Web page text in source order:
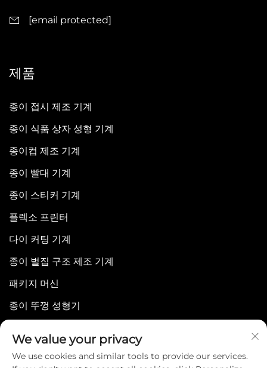
[email protected]
제품
종이 접시 제조 기계
종이 식품 상자 성형 기계
종이컵 제조 기계
종이 빨대 기계
종이 스티커 기계
플렉소 프린터
다이 커팅 기계
종이 벌집 구조 제조 기계
패키지 머신
종이 뚜껑 성형기
We value your privacy
We use cookies and similar tools to provide our services.